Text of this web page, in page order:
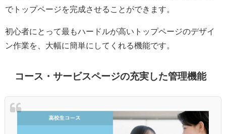
でトップページを完成させることができます。
初心者にとって最もハードルが高いトップページのデザイ
ン作業を、大幅に簡単にしてくれる機能です。
コース・サービスページの充実した管理機能